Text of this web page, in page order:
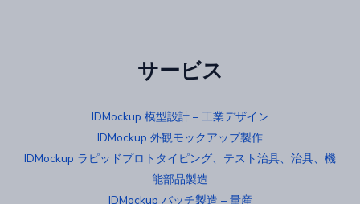
サービス
IDMockup 模型設計 – 工業デザイン
IDMockup 外観モックアップ製作
IDMockup ラピッドプロトタイピング、テスト治具、治具、機
能部品製造
IDMockup バッチ製造 – 量産